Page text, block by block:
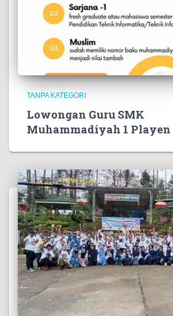
TANPA KATEGORI
Lowongan Guru SMK
Muhammadiyah 1 Playen